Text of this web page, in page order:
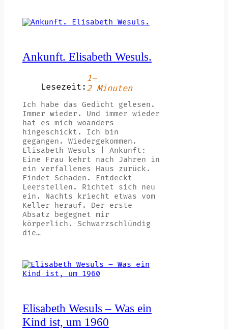
Ankunft. Elisabeth Wesuls.
Lesezeit:
1–
2 Minuten
Ich habe das Gedicht gelesen.
Immer wieder. Und immer wieder
hat es mich woanders
hingeschickt. Ich bin
gegangen. Wiedergekommen.
Elisabeth Wesuls | Ankunft:
Eine Frau kehrt nach Jahren in
ein verfallenes Haus zurück.
Findet Schaden. Entdeckt
Leerstellen. Richtet sich neu
ein. Nachts kriecht etwas vom
Keller herauf. Der erste
Absatz begegnet mir
körperlich. Schwarzschlündig
die…
Elisabeth Wesuls – Was ein
Kind ist, um 1960